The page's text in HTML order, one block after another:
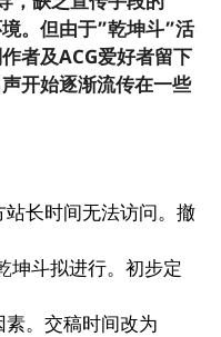
。但由于”乾坤斗”活
者及ACG爱好者留下
开始逐渐流传在一些
长时间无法访问。撤
坤斗拟进行。初步定
。交稿时间改为